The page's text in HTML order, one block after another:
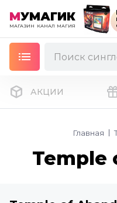
МУМАГИК
МАГАЗИН КАНАЛ МАГИЯ
АКЦИИ
Главная
Temple